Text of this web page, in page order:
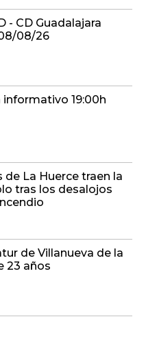
- CD Guadalajara
08/26
19:00h
de La Huerce traen la
tras los desalojos
de Villanueva de la
23 años